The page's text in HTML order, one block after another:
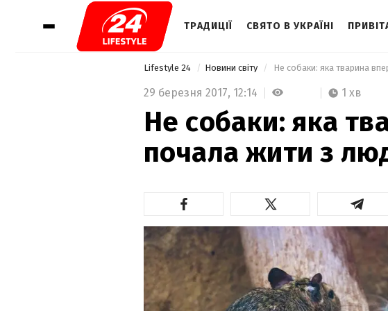
ТРАДИЦІЇ СВЯТО В УКРАЇНІ
Lifestyle 24 Новини світу Не собаки: яка тварина
29 березня 2017, 12:14 1 хв
Не собаки: яка
почала жити з